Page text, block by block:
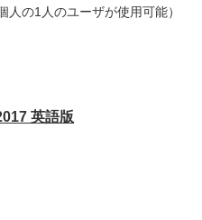
人の1人のユーザが使用可能）
英語版